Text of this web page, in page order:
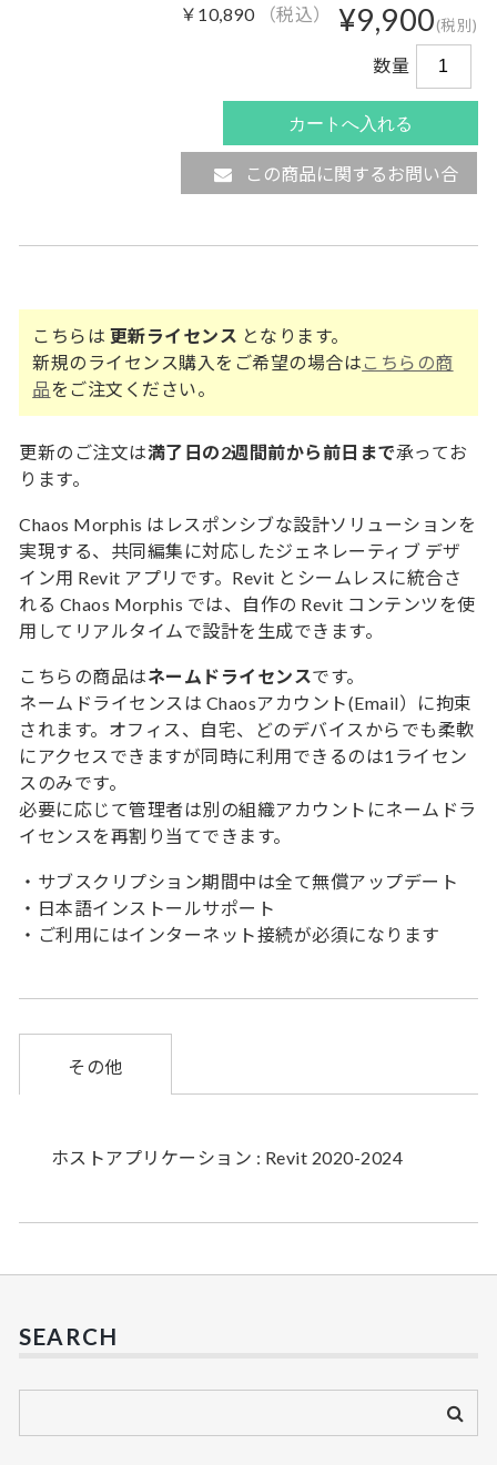
¥9,900(税別)
￥10,890 （税込）
数量
この商品に関するお問い合
こちらは 更新ライセンス となります。
新規のライセンス購入をご希望の場合は こちらの商
品をご注文ください。
更新のご注文は満了日の2週間前から前日まで承ってお
ります。
Chaos Morphis はレスポンシブな設計ソリューションを
実現する、共同編集に対応したジェネレーティブ デザ
イン用 Revit アプリです。Revit とシームレスに統合さ
れる Chaos Morphis では、自作の Revit コンテンツを使
用してリアルタイムで設計を生成できます。
こちらの商品はネームドライセンスです。
ネームドライセンスは Chaosアカウント(Email）に拘束
されます。オフィス、自宅、どのデバイスからでも柔軟
にアクセスできますが同時に利用できるのは1ライセン
スのみです。
必要に応じて管理者は別の組織アカウントにネームドラ
イセンスを再割り当てできます。
・サブスクリプション期間中は全て無償アップデート
・日本語インストールサポート
・ご利用にはインターネット接続が必須になります
その他
ホストアプリケーション : Revit 2020-2024
SEARCH